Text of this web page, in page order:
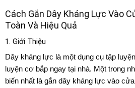
Cách Gắn Dây Kháng Lực Vào
Toàn Và Hiệu Quả
1. Giới Thiệu
Dây kháng lực là một dụng cụ tập
luyện cơ bắp ngay tại nhà. Một trong
biến nhất là gắn dây kháng lực vào